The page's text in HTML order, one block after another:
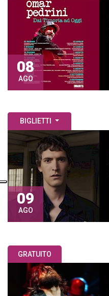
08
AGO
BIGLIETTI
09
AGO
GRATUITO